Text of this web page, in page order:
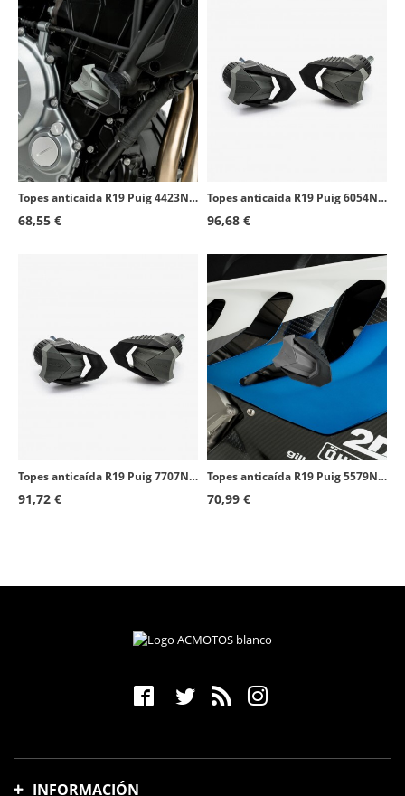
Topes anticaída R19 Puig 4423N para varios modelos de Honda
68,55 €
Topes anticaída R19 Puig 6054N para Kawasaki ER-6N (12-16)
96,68 €
Topes anticaída R19 Puig 7707N para BMW F800R (15-19)
91,72 €
Topes anticaída R19 Puig 5579N para BMW S1000RR (09-18)
70,99 €
INFORMACIÓN